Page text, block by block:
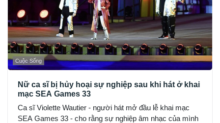
Cuộc Sống
Nữ ca sĩ bị hủy hoại sự nghiệp sau khi hát ở khai
mạc SEA Games 33
Ca sĩ Violette Wautier - người hát mở đầu lễ khai mạc
SEA Games 33 - cho rằng sự nghiệp âm nhạc của mình